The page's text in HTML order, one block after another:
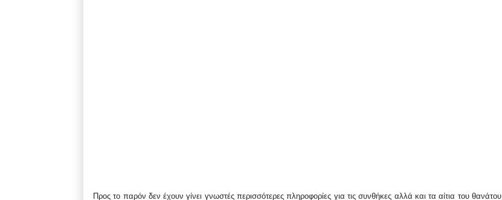
Προς το παρόν δεν έχουν γίνει γνωστές περισσότερες πληροφορίες για τις συνθήκες αλλά και τα αίτια του θανάτου